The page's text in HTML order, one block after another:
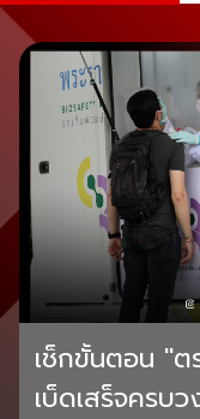
เช็กขั้นตอน "ต
เบ็ดเสร็จครบ